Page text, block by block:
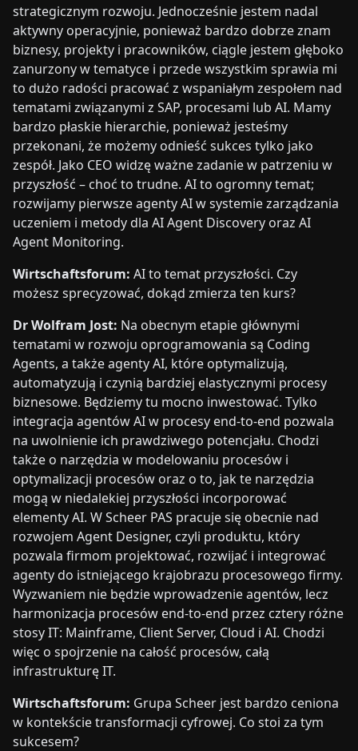
strategicznym rozwoju. Jednocześnie jestem nadal
aktywny operacyjnie, ponieważ bardzo dobrze znam
biznesy, projekty i pracowników, ciągle jestem głęboko
zanurzony w tematyce i przede wszystkim sprawia mi
to dużo radości pracować z wspaniałym zespołem nad
tematami związanymi z SAP, procesami lub AI. Mamy
bardzo płaskie hierarchie, ponieważ jesteśmy
przekonani, że możemy odnieść sukces tylko jako
zespół. Jako CEO widzę ważne zadanie w patrzeniu w
przyszłość – choć to trudne. AI to ogromny temat;
rozwijamy pierwsze agenty AI w systemie zarządzania
uczeniem i metody dla AI Agent Discovery oraz AI
Agent Monitoring.
Wirtschaftsforum: AI to temat przyszłości. Czy
możesz sprecyzować, dokąd zmierza ten kurs?
Dr Wolfram Jost: Na obecnym etapie głównymi
tematami w rozwoju oprogramowania są Coding
Agents, a także agenty AI, które optymalizują,
automatyzują i czynią bardziej elastycznymi procesy
biznesowe. Będziemy tu mocno inwestować. Tylko
integracja agentów AI w procesy end-to-end pozwala
na uwolnienie ich prawdziwego potencjału. Chodzi
także o narzędzia w modelowaniu procesów i
optymalizacji procesów oraz o to, jak te narzędzia
mogą w niedalekiej przyszłości incorporować
elementy AI. W Scheer PAS pracuje się obecnie nad
rozwojem Agent Designer, czyli produktu, który
pozwala firmom projektować, rozwijać i integrować
agenty do istniejącego krajobrazu procesowego firmy.
Wyzwaniem nie będzie wprowadzenie agentów, lecz
harmonizacja procesów end-to-end przez cztery różne
stosy IT: Mainframe, Client Server, Cloud i AI. Chodzi
więc o spojrzenie na całość procesów, całą
infrastrukturę IT.
Wirtschaftsforum: Grupa Scheer jest bardzo ceniona
w kontekście transformacji cyfrowej. Co stoi za tym
sukcesem?